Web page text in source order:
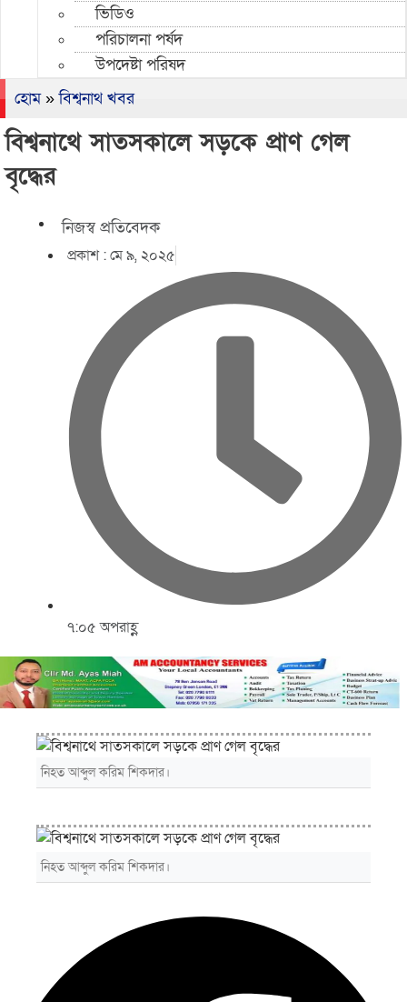
ভিডিও
পরিচালনা পর্ষদ
উপদেষ্টা পরিষদ
হোম»বিশ্বনাথ খবর
বিশ্বনাথে সাতসকালে সড়কে প্রাণ গেল
বৃদ্ধের
নিজস্ব প্রতিবেদক
প্রকাশ :মে ৯, ২০২৫
৭:০৫ অপরাহ্ণ
নিহত আব্দুল করিম শিকদার।
নিহত আব্দুল করিম শিকদার।